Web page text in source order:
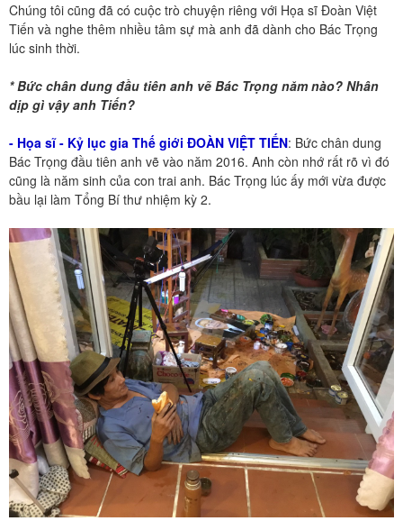
Chúng tôi cũng đã có cuộc trò chuyện riêng với Họa sĩ Đoàn Việt
Tiến và nghe thêm nhiều tâm sự mà anh đã dành cho Bác Trọng
lúc sinh thời.
* Bức chân dung đầu tiên anh vẽ Bác Trọng năm nào? Nhân
dịp gì vậy anh Tiến?
- Họa sĩ - Kỷ lục gia Thế giới ĐOÀN VIỆT TIẾN: Bức chân dung
Bác Trọng đầu tiên anh vẽ vào năm 2016. Anh còn nhớ rất rõ vì đó
cũng là năm sinh của con trai anh. Bác Trọng lúc ấy mới vừa được
bầu lại làm Tổng Bí thư nhiệm kỳ 2.